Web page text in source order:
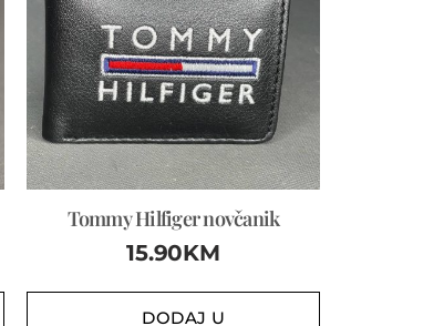
Tommy Hilfiger novčanik
15.90KM
DODAJ U